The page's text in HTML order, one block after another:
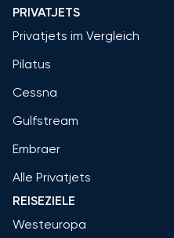
PRIVATJETS
Privatjets im Vergleich
Pilatus
Cessna
Gulfstream
Embraer
Alle Privatjets
REISEZIELE
Westeuropa